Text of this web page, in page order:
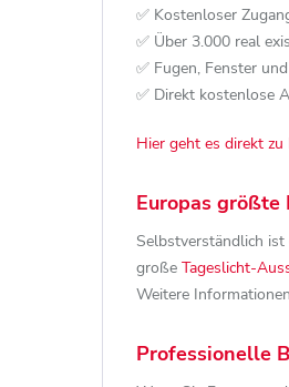
✅ Kostenloser
✅ Über 3.000 real
✅ Fugen, Fenster
✅ Direkt kostenlose
Hier geht es direkt zu
Europas
Selbstverständlich
große Tageslicht-
Weitere
Professionelle